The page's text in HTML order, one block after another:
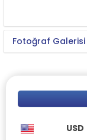
Fotoğraf Galerisi
USD